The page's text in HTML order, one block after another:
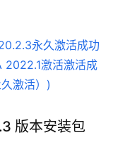
版本安装包